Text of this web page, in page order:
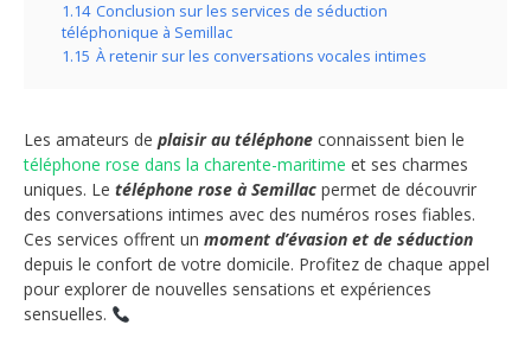
1.14 Conclusion sur les services de séduction
téléphonique à Semillac
1.15 À retenir sur les conversations vocales intimes
Les amateurs de plaisir au téléphone connaissent bien le
téléphone rose dans la charente-maritime et ses charmes
uniques. Le téléphone rose à Semillac permet de découvrir
des conversations intimes avec des numéros roses fiables.
Ces services offrent un moment d’évasion et de séduction
depuis le confort de votre domicile. Profitez de chaque appel
pour explorer de nouvelles sensations et expériences
sensuelles.